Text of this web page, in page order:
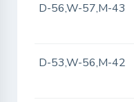
D-56,W-57,M-43
D-53,W-56,M-42